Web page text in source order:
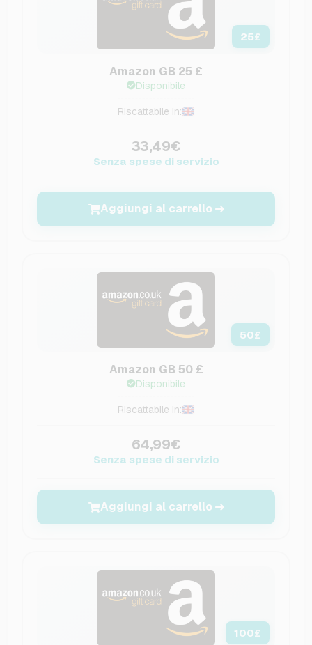
25£
Amazon GB 25 £
Disponibile
Riscattabile in:
33,49€
Senza spese di servizio
Aggiungi al carrello
50£
Amazon GB 50 £
Disponibile
Riscattabile in:
64,99€
Senza spese di servizio
Aggiungi al carrello
100£